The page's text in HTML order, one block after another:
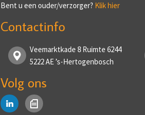
Bent u een ouder/verzorger? Klik hier
Contactinfo
Veemarktkade 8 Ruimte 6244
5222 AE ’s-Hertogenbosch
Volg ons